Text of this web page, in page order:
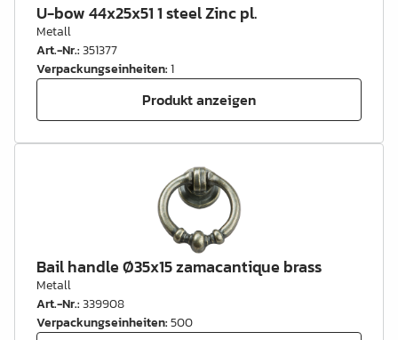
U-bow 44x25x51 1 steel Zinc pl.
Metall
Art.-Nr.:351377
Verpackungseinheiten:1
Produkt anzeigen
Bail handle Ø35x15 zamacantique brass
Metall
Art.-Nr.:339908
Verpackungseinheiten:500